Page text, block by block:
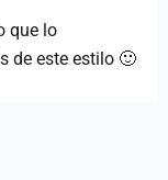
que lo
de este estilo 🙂